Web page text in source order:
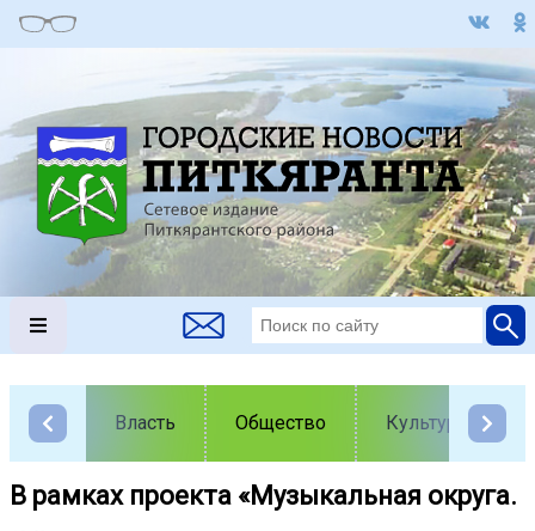
Власть Общество Культура
В рамках проекта «Музыкальная округа.